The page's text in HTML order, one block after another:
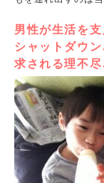
男性が生活を
シャットダウ
求される理不尽